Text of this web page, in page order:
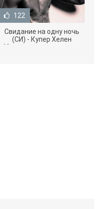
122
Свидание на одну ночь
(СИ) - Купер Хелен
(бесплатные серии книг